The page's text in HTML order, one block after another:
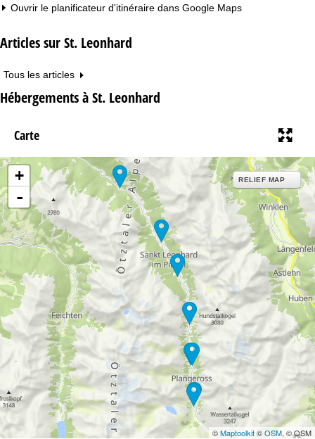
Ouvrir le planificateur d'itinéraire dans Google Maps
Articles sur St. Leonhard
Tous les articles
Hébergements à St. Leonhard
Carte
+
-
RELIEF MAP
©Maptoolkit©OSM, © OSM